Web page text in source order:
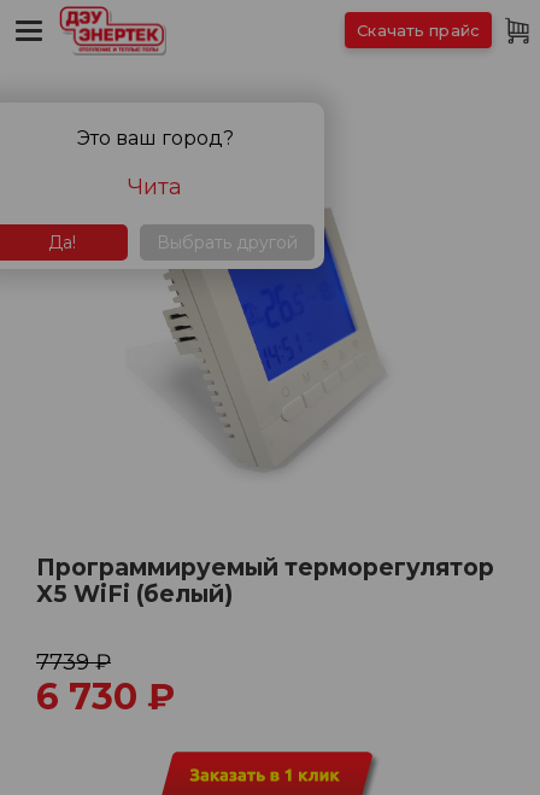
Программируемый терморегулятор
X5 WiFi (белый)
7739 ₽
6 730 ₽
Скачать прайс
Это ваш город?
Чита
Да! Выбрать другой